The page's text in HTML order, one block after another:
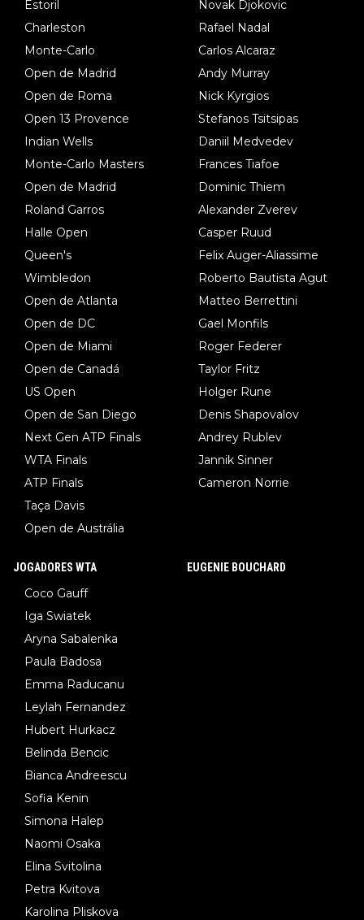
Estoril
Charleston
Monte-Carlo
Open de Madrid
Open de Roma
Open 13 Provence
Indian Wells
Monte-Carlo Masters
Open de Madrid
Roland Garros
Halle Open
Queen's
Wimbledon
Open de Atlanta
Open de DC
Open de Miami
Open de Canadá
US Open
Open de San Diego
Next Gen ATP Finals
WTA Finals
ATP Finals
Taça Davis
Open de Austrália
Novak Djokovic
Rafael Nadal
Carlos Alcaraz
Andy Murray
Nick Kyrgios
Stefanos Tsitsipas
Daniil Medvedev
Frances Tiafoe
Dominic Thiem
Alexander Zverev
Casper Ruud
Felix Auger-Aliassime
Roberto Bautista Agut
Matteo Berrettini
Gael Monfils
Roger Federer
Taylor Fritz
Holger Rune
Denis Shapovalov
Andrey Rublev
Jannik Sinner
Cameron Norrie
JOGADORES WTA
Coco Gauff
Iga Swiatek
Aryna Sabalenka
Paula Badosa
Emma Raducanu
Leylah Fernandez
Hubert Hurkacz
Belinda Bencic
Bianca Andreescu
Sofia Kenin
Simona Halep
Naomi Osaka
Elina Svitolina
Petra Kvitova
Karolina Pliskova
EUGENIE BOUCHARD